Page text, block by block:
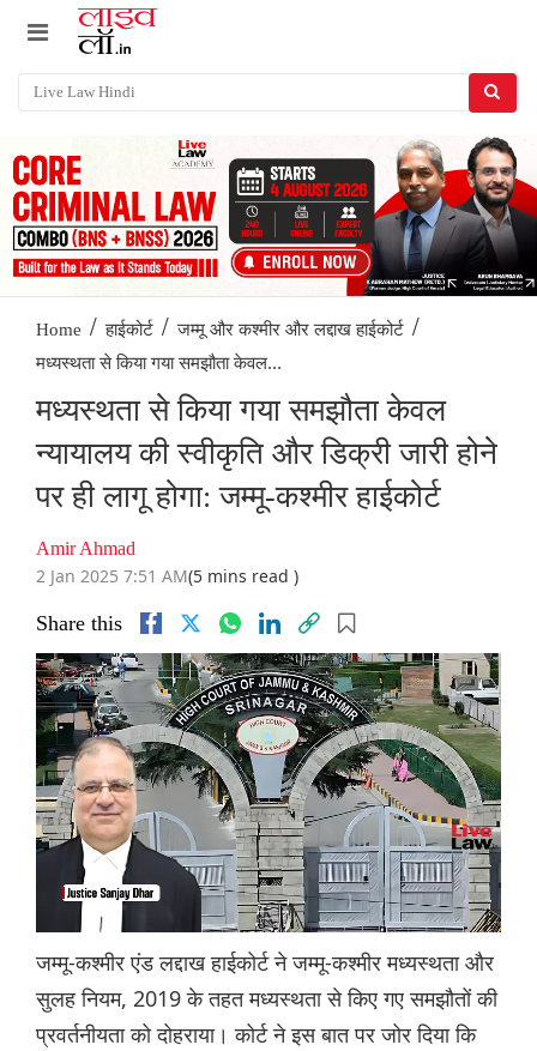
Home / हाईकोर्ट / जम्मू और कश्मीर और लद्दाख हाईकोर्ट /
मध्यस्थता से किया गया समझौता केवल...
मध्यस्थता से किया गया समझौता केवल
न्यायालय की स्वीकृति और डिक्री जारी होने
पर ही लागू होगा: जम्मू-कश्मीर हाईकोर्ट
Amir Ahmad
2 Jan 2025 7:51 AM(5 mins read )
Share this
जम्मू-कश्मीर एंड लद्दाख हाईकोर्ट ने जम्मू-कश्मीर मध्यस्थता और
सुलह नियम, 2019 के तहत मध्यस्थता से किए गए समझौतों की
प्रवर्तनीयता को दोहराया। कोर्ट ने इस बात पर जोर दिया कि